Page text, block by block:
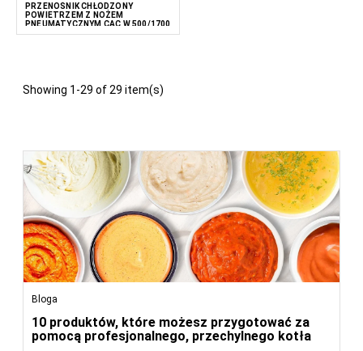
PRZENOŚNIK CHŁODZONY
POWIETRZEM Z NOŻEM
PNEUMATYCZNYM CAC W 500/1700
Showing 1-29 of 29 item(s)
Bloga
10 produktów, które możesz przygotować za
pomocą profesjonalnego, przechylnego kotła